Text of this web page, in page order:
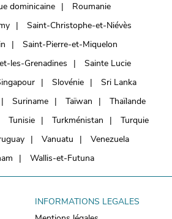
dominicaine
Roumanie
Saint-Christophe-et-Niévès
Saint-Pierre-et-Miquelon
les-Grenadines
Sainte Lucie
Slovénie
Sri Lanka
Suriname Taïwan
Thaïlande
Tunisie Turkménistan
Turquie
Vanuatu
Venezuela
Wallis-et-Futuna
INFORMATIONS LEGALES